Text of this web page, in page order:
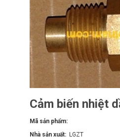
Cảm biến nhiệt
Mã sản phẩm:
Nhà sản xuất: LGZT